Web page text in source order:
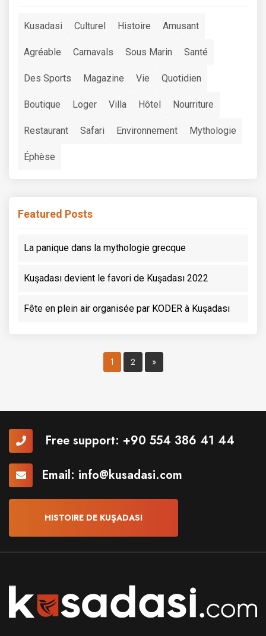
Kusadasi Culturel Histoire Amusant
Agréable Carnavals Sous Marin Santé
Des Sports Magazine Vie Quotidien
Boutique Loger Villa Hôtel Nourriture
Restaurant Safari Environnement Mythologie
Éphèse
Featured Posts
La panique dans la mythologie grecque
Kuşadası devient le favori de Kuşadası 2022
Fête en plein air organisée par KODER à Kuşadası
1 2 »
Free support: +90 554 386 41 44
Email: info@kusadasi.com
HISTOIRE DE KUŞADASI